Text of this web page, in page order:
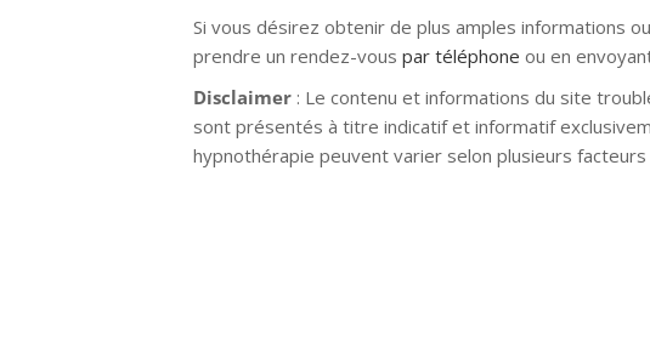
Si vous désirez obtenir de plus amples informations
prendre un rendez-vous par téléphone ou en
Disclaimer : Le contenu et informations du site
sont présentés à titre indicatif et informatif
hypnothérapie peuvent varier selon plusieurs